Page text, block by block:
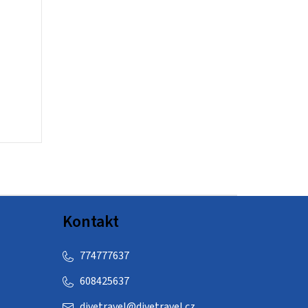
Kontakt
608425637
774777637